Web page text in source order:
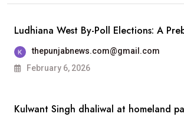
ਦੀ
ਗੋਲਡਨ
ਐਸਸੀਡੀ
Ludhiana West By-Poll Elections: A
thepunjabnews.com@gmail.com
February 6, 2026
Kulwant Singh dhaliwal at homeland